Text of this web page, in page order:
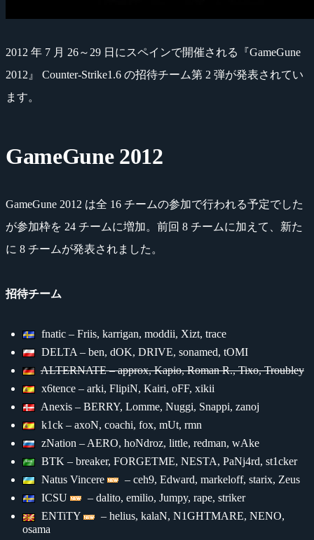
2012 年 7 月 26～29 日にスペインで開催される『GameGune
2012』 Counter-Strike1.6 の招待チーム第 2 弾が発表されてい
ます。
GameGune 2012
GameGune 2012 は全 16 チームの参加で行われる予定でした
が参加枠を 24 チームに増加。前回 8 チームに加えて、新た
に 8 チームが発表されました。
招待チーム
fnatic – Friis, karrigan, moddii, Xizt, trace
DELTA – ben, dOK, DRIVE, sonamed, tOMI
ALTERNATE – approx, Kapio, Roman R., Tixo, Troubley
x6tence – arki, FlipiN, Kairi, oFF, xikii
Anexis – BERRY, Lomme, Nuggi, Snappi, zanoj
k1ck – axoN, coachi, fox, mUt, rmn
zNation – AERO, hoNdroz, little, redman, wAke
BTK – breaker, FORGETME, NESTA, PaNj4rd, st1cker
Natus Vincere
– ceh9, Edward, markeloff, starix, Zeus
ICSU
– dalito, emilio, Jumpy, rape, striker
ENTiTY
– helius, kalaN, N1GHTMARE, NENO,
osama